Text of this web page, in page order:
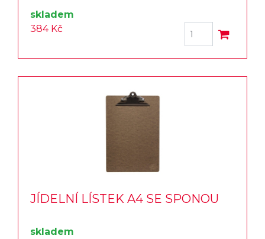
skladem
384 Kč
JÍDELNÍ LÍSTEK A4 SE SPONOU
skladem